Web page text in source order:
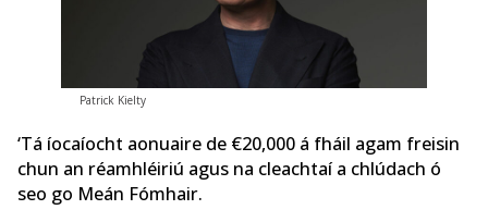
Patrick Kielty
‘Tá íocaíocht aonuaire de €20,000 á fháil agam freisin
chun an réamhléiriú agus na cleachtaí a chlúdach ó
seo go Meán Fómhair.